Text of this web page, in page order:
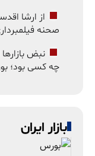
صحنه
چه کسی بود؛
بازار ایران